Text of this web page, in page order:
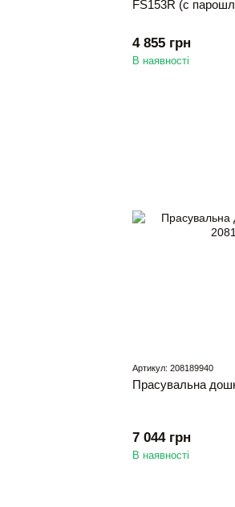
FS153R (с
4 855 грн
В наявності
Артикул: 208189940
Прасувальна
7 044 грн
В наявності